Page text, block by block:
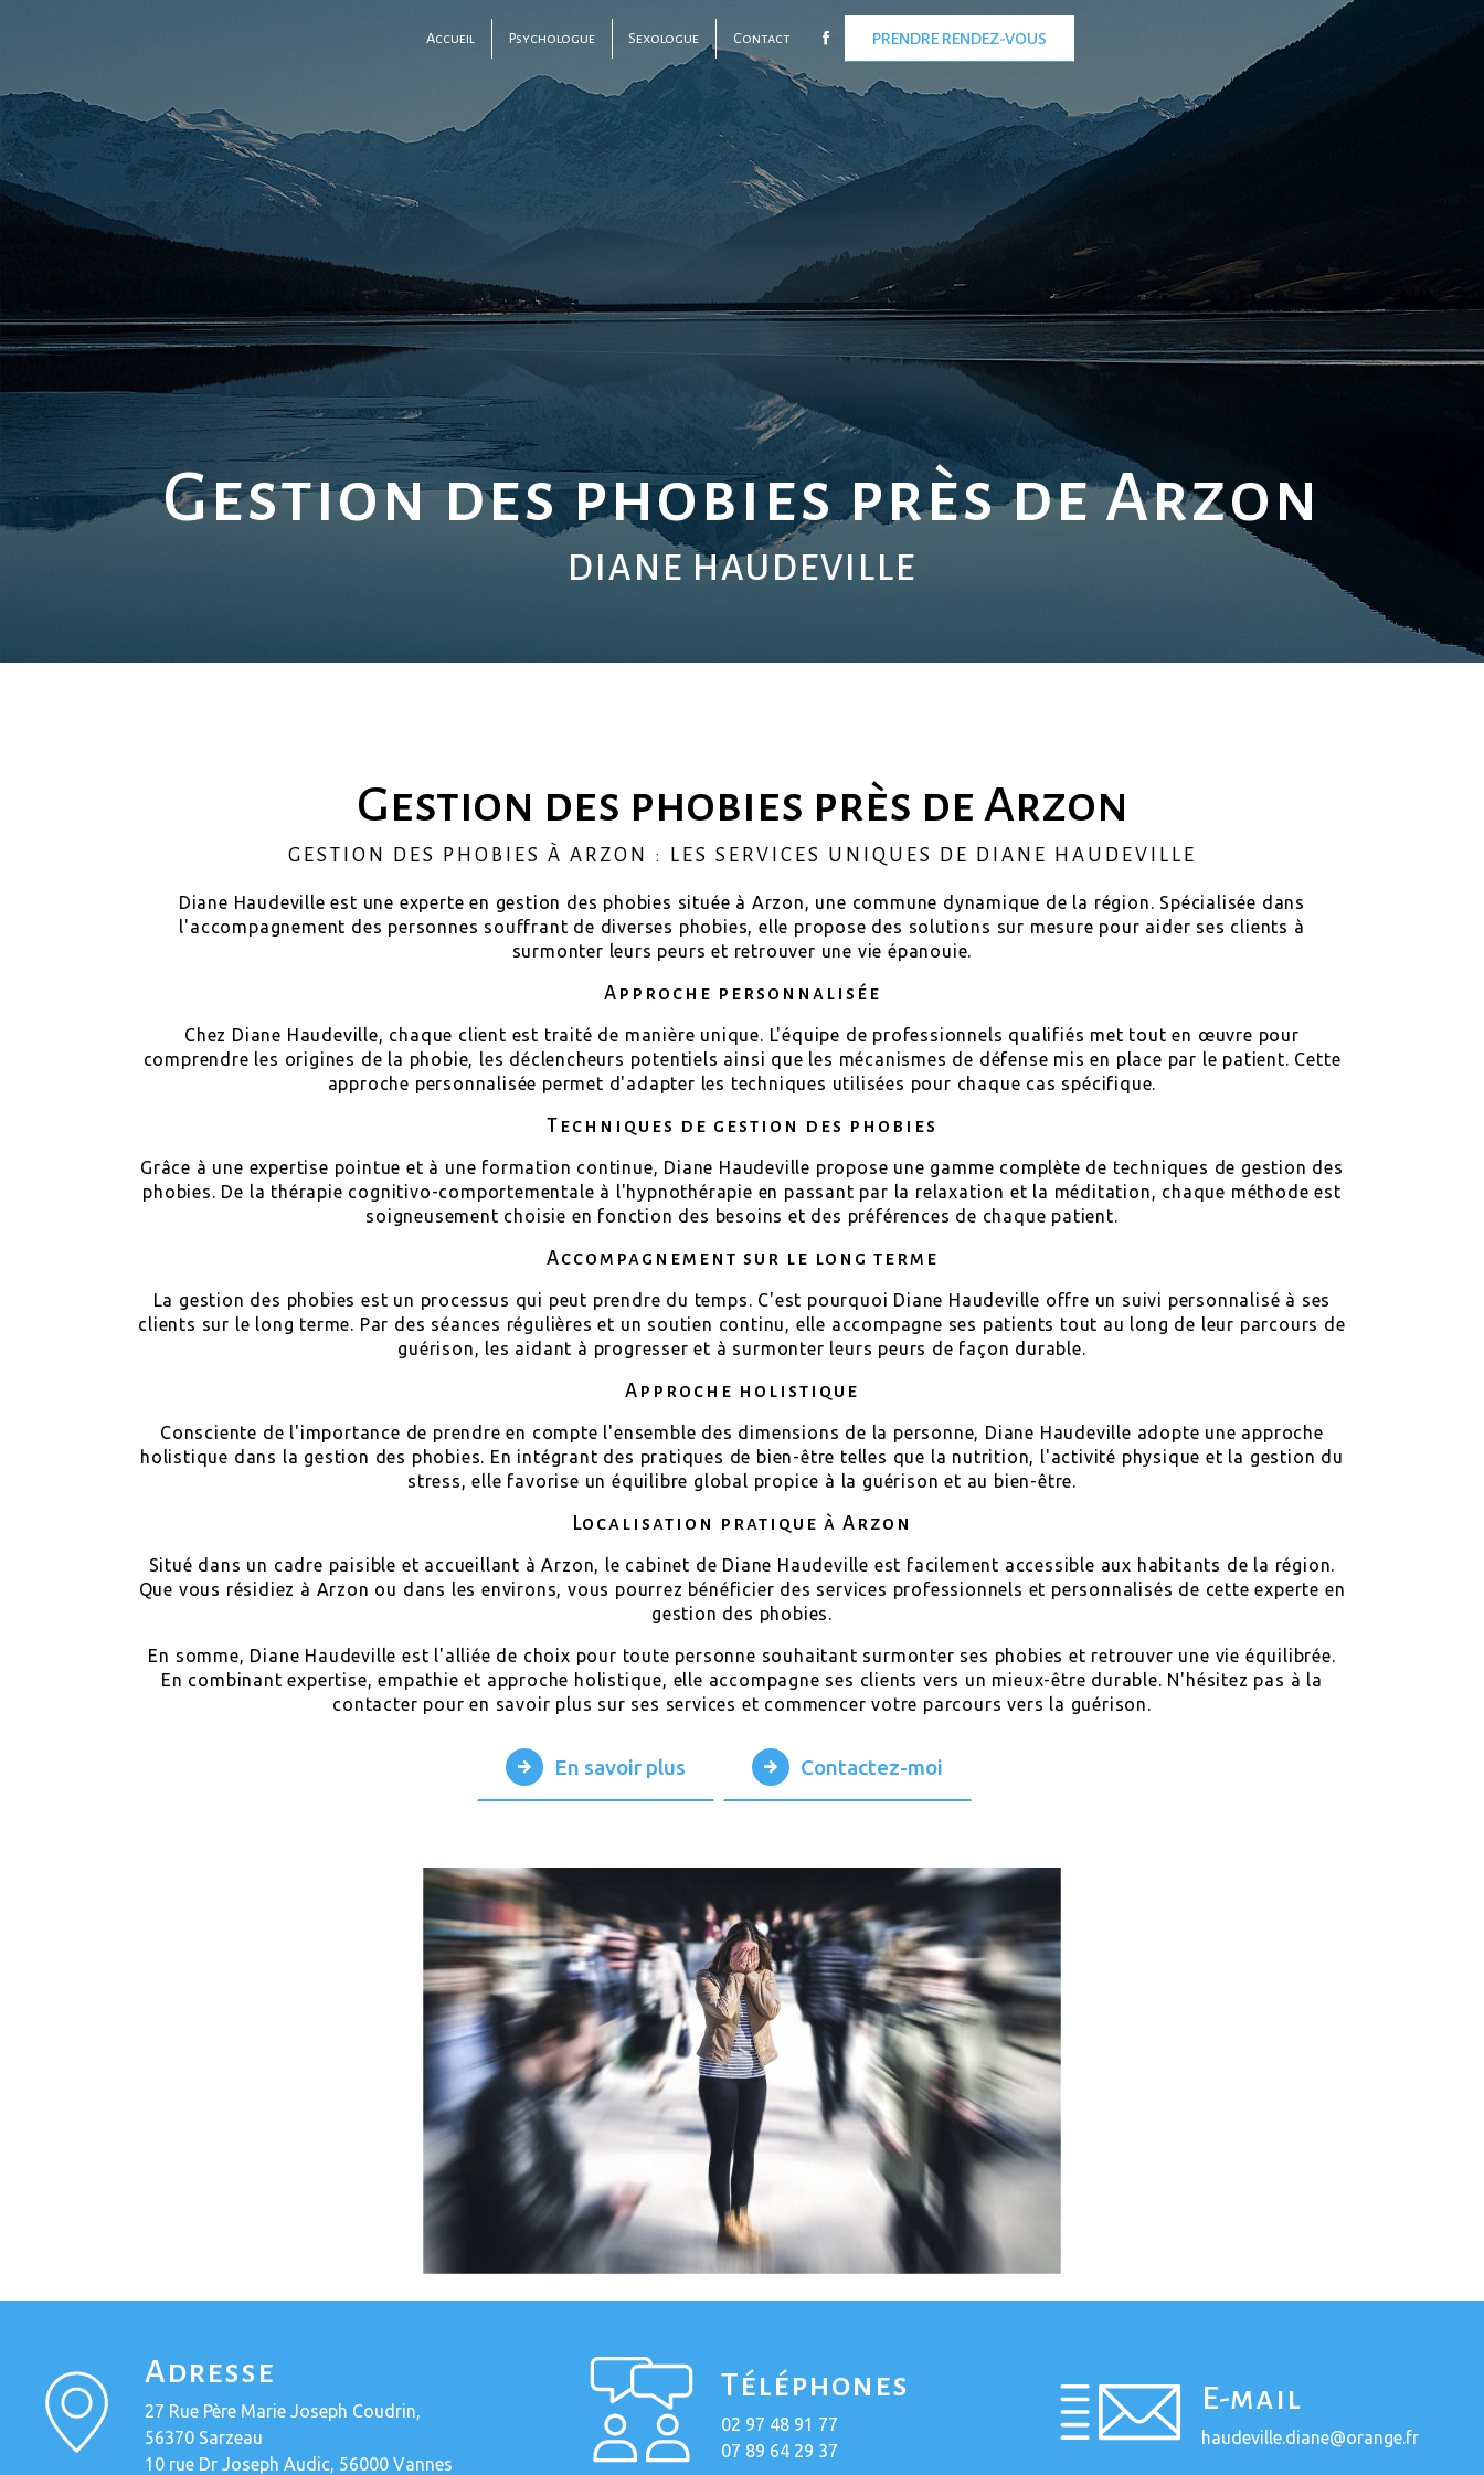
Accueil Psychologue Sexologue Contact PRENDRE RENDEZ-VOUS
Gestion des phobies près de Arzon
DIANE HAUDEVILLE
Gestion des phobies près de Arzon
GESTION DES PHOBIES À ARZON : LES SERVICES UNIQUES DE DIANE HAUDEVILLE
Diane Haudeville est une experte en gestion des phobies située à Arzon, une commune dynamique de la région. Spécialisée dans
l'accompagnement des personnes souffrant de diverses phobies, elle propose des solutions sur mesure pour aider ses clients à
surmonter leurs peurs et retrouver une vie épanouie.
Approche personnalisée
Chez Diane Haudeville, chaque client est traité de manière unique. L'équipe de professionnels qualifiés met tout en œuvre pour
comprendre les origines de la phobie, les déclencheurs potentiels ainsi que les mécanismes de défense mis en place par le patient. Cette
approche personnalisée permet d'adapter les techniques utilisées pour chaque cas spécifique.
Techniques de gestion des phobies
Grâce à une expertise pointue et à une formation continue, Diane Haudeville propose une gamme complète de techniques de gestion des
phobies. De la thérapie cognitivo-comportementale à l'hypnothérapie en passant par la relaxation et la méditation, chaque méthode est
soigneusement choisie en fonction des besoins et des préférences de chaque patient.
Accompagnement sur le long terme
La gestion des phobies est un processus qui peut prendre du temps. C'est pourquoi Diane Haudeville offre un suivi personnalisé à ses
clients sur le long terme. Par des séances régulières et un soutien continu, elle accompagne ses patients tout au long de leur parcours de
guérison, les aidant à progresser et à surmonter leurs peurs de façon durable.
Approche holistique
Consciente de l'importance de prendre en compte l'ensemble des dimensions de la personne, Diane Haudeville adopte une approche
holistique dans la gestion des phobies. En intégrant des pratiques de bien-être telles que la nutrition, l'activité physique et la gestion du
stress, elle favorise un équilibre global propice à la guérison et au bien-être.
Localisation pratique à Arzon
Situé dans un cadre paisible et accueillant à Arzon, le cabinet de Diane Haudeville est facilement accessible aux habitants de la région.
Que vous résidiez à Arzon ou dans les environs, vous pourrez bénéficier des services professionnels et personnalisés de cette experte en
gestion des phobies.
En somme, Diane Haudeville est l'alliée de choix pour toute personne souhaitant surmonter ses phobies et retrouver une vie équilibrée.
En combinant expertise, empathie et approche holistique, elle accompagne ses clients vers un mieux-être durable. N'hésitez pas à la
contacter pour en savoir plus sur ses services et commencer votre parcours vers la guérison.
En savoir plus Contactez-moi
Adresse
27 Rue Père Marie Joseph Coudrin,
56370 Sarzeau
10 rue Dr Joseph Audic, 56000 Vannes
Téléphones
02 97 48 91 77
07 89 64 29 37
E-mail
haudeville.diane@orange.fr